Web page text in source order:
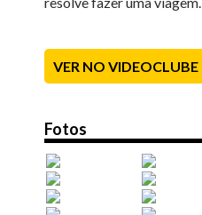
VER NO VIDEOCLUBE
Fotos